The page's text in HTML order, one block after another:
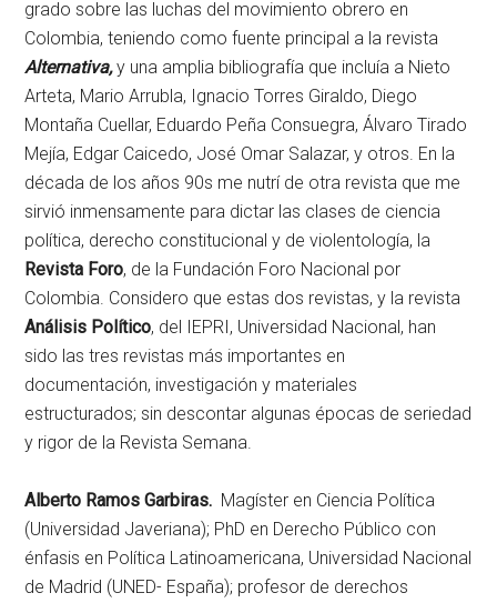
grado sobre las luchas del movimiento obrero en
Colombia, teniendo como fuente principal a la revista
Alternativa,y una amplia bibliografía que incluía a Nieto
Arteta, Mario Arrubla, Ignacio Torres Giraldo, Diego
Montaña Cuellar, Eduardo Peña Consuegra, Álvaro Tirado
Mejía, Edgar Caicedo, José Omar Salazar, y otros. En la
década de los años 90s me nutrí de otra revista que me
sirvió inmensamente para dictar las clases de ciencia
política, derecho constitucional y de violentología, la
Revista Foro, de la Fundación Foro Nacional por
Colombia. Considero que estas dos revistas, y la revista
Análisis Político, del IEPRI, Universidad Nacional, han
sido las tres revistas más importantes en
documentación, investigación y materiales
estructurados; sin descontar algunas épocas de seriedad
y rigor de la Revista Semana.
Alberto Ramos Garbiras. Magíster en Ciencia Política
(Universidad Javeriana); PhD en Derecho Público con
énfasis en Política Latinoamericana, Universidad Nacional
de Madrid (UNED- España); profesor de derechos